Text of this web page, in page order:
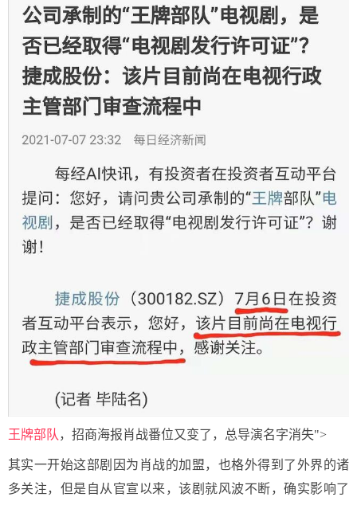
王牌部队 ，招商海报肖战番位又变了，总导演名字消失">
其实一开始这部剧因为肖战的加盟，也格外得到了外界的诸
多关注，但是自从官宣以来，该剧就风波不断，确实影响了